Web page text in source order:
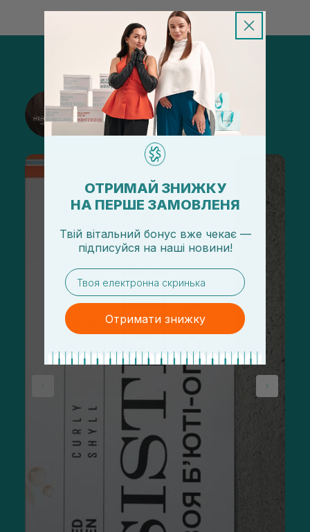
@sisters_stelmakh в Instagram
Подписаться
ОТРИМАЙ ЗНИЖКУ
НА ПЕРШЕ ЗАМОВЛЕНЯ
Твій вітальний бонус вже чекає —
підписуйся на наші новини!
email
Отримати знижку